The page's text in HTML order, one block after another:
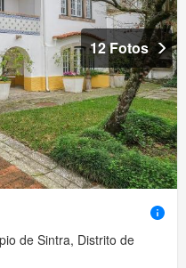
12 Fotos
de Sintra, Distrito de